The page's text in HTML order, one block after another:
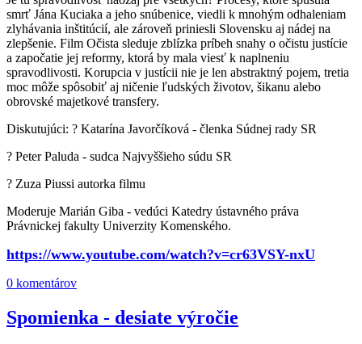
smrť Jána Kuciaka a jeho snúbenice, viedli k mnohým odhaleniam
zlyhávania inštitúcií, ale zároveň priniesli Slovensku aj nádej na
zlepšenie. Film Očista sleduje zblízka príbeh snahy o očistu justície
a započatie jej reformy, ktorá by mala viesť k naplneniu
spravodlivosti. Korupcia v justícii nie je len abstraktný pojem, tretia
moc môže spôsobiť aj ničenie ľudských životov, šikanu alebo
obrovské majetkové transfery.
Diskutujúci: ? Katarína Javorčíková - členka Súdnej rady SR
? Peter Paluda - sudca Najvyššieho súdu SR
? Zuza Piussi autorka filmu
Moderuje Marián Giba - vedúci Katedry ústavného práva
Právnickej fakulty Univerzity Komenského.
https://www.youtube.com/watch?v=cr63VSY-nxU
0 komentárov
Spomienka - desiate výročie